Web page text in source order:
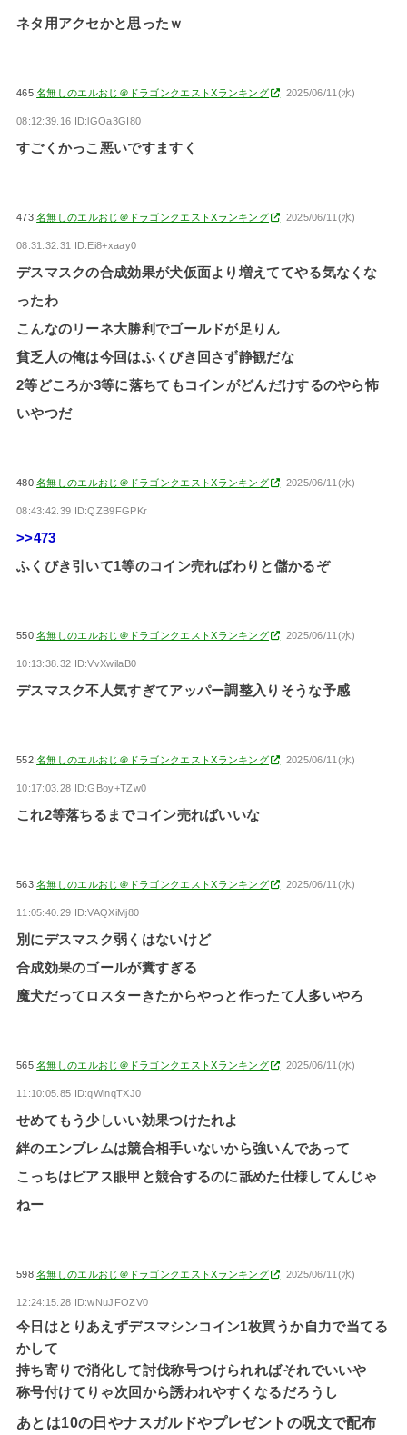
ネタ用アクセかと思ったｗ
465:名無しのエルおじ＠ドラゴンクエストXランキング 2025/06/11(水)
08:12:39.16 ID:lGOa3GI80
すごくかっこ悪いですますく
473:名無しのエルおじ＠ドラゴンクエストXランキング 2025/06/11(水)
08:31:32.31 ID:Ei8+xaay0
デスマスクの合成効果が犬仮面より増えててやる気なくな
ったわ
こんなのリーネ大勝利でゴールドが足りん
貧乏人の俺は今回はふくびき回さず静観だな
2等どころか3等に落ちてもコインがどんだけするのやら怖
いやつだ
480:名無しのエルおじ＠ドラゴンクエストXランキング 2025/06/11(水)
08:43:42.39 ID:QZB9FGPKr
>>473
ふくびき引いて1等のコイン売ればわりと儲かるぞ
550:名無しのエルおじ＠ドラゴンクエストXランキング 2025/06/11(水)
10:13:38.32 ID:VvXwilaB0
デスマスク不人気すぎてアッパー調整入りそうな予感
552:名無しのエルおじ＠ドラゴンクエストXランキング 2025/06/11(水)
10:17:03.28 ID:GBoy+TZw0
これ2等落ちるまでコイン売ればいいな
563:名無しのエルおじ＠ドラゴンクエストXランキング 2025/06/11(水)
11:05:40.29 ID:VAQXiMj80
別にデスマスク弱くはないけど
合成効果のゴールが糞すぎる
魔犬だってロスターきたからやっと作ったて人多いやろ
565:名無しのエルおじ＠ドラゴンクエストXランキング 2025/06/11(水)
11:10:05.85 ID:qWinqTXJ0
せめてもう少しいい効果つけたれよ
絆のエンブレムは競合相手いないから強いんであって
こっちはピアス眼甲と競合するのに舐めた仕様してんじゃ
ねー
598:名無しのエルおじ＠ドラゴンクエストXランキング 2025/06/11(水)
12:24:15.28 ID:wNuJFOZV0
今日はとりあえずデスマシンコイン1枚買うか自力で当てる
かして
持ち寄りで消化して討伐称号つけられればそれでいいや
称号付けてりゃ次回から誘われやすくなるだろうし
あとは10の日やナスガルドやプレゼントの呪文で配布